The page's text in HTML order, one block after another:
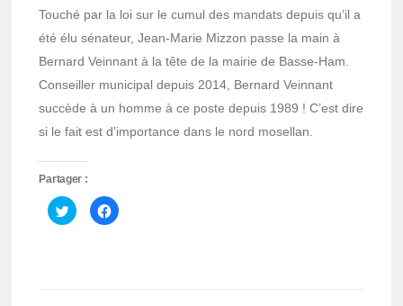
Touché par la loi sur le cumul des mandats depuis qu’il a
été élu sénateur, Jean-Marie Mizzon passe la main à
Bernard Veinnant à la tête de la mairie de Basse-Ham.
Conseiller municipal depuis 2014, Bernard Veinnant
succède à un homme à ce poste depuis 1989 ! C’est dire
si le fait est d’importance dans le nord mosellan.
Partager :
Cliquez
pour
partager
Cliquez
pour